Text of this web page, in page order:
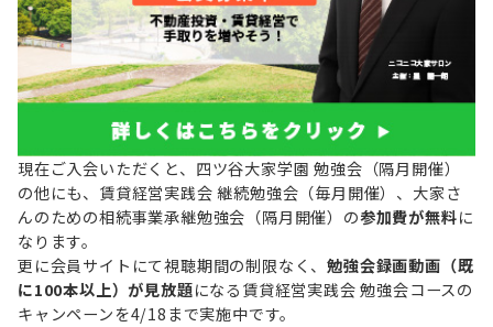
現在ご入会いただくと、四ツ谷大家学園 勉強会（隔月開催）
の他にも、賃貸経営実践会 継続勉強会（毎月開催）、大家さ
んのための相続事業承継勉強会（隔月開催）の参加費が無料に
なります。
更に会員サイトにて視聴期間の制限なく、勉強会録画動画（既
に100本以上）が見放題になる賃貸経営実践会 勉強会コースの
キャンペーンを4/18まで実施中です。